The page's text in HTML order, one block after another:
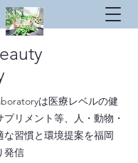
は医療レベルの健
リメント等、人・動物・
な習慣と環境提案を福岡
発信